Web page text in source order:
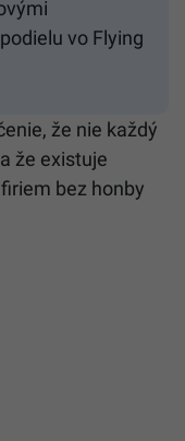
vo Flying
že nie každý
že existuje
bez honby